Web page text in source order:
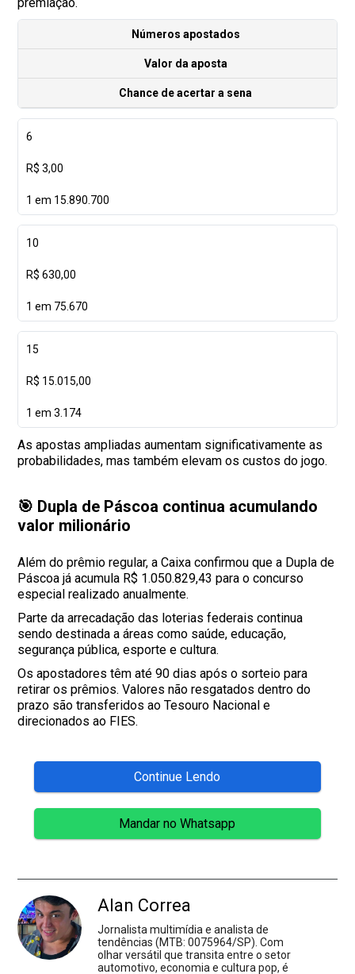
Números apostados
Valor da aposta
Chance de acertar a sena
6
R$ 3,00
1 em 15.890.700
10
R$ 630,00
1 em 75.670
15
R$ 15.015,00
1 em 3.174
As apostas ampliadas aumentam significativamente as
probabilidades, mas também elevam os custos do jogo.
🎯 Dupla de Páscoa continua acumulando
valor milionário
Além do prêmio regular, a Caixa confirmou que a Dupla de
Páscoa já acumula R$ 1.050.829,43 para o concurso
especial realizado anualmente.
Parte da arrecadação das loterias federais continua
sendo destinada a áreas como saúde, educação,
segurança pública, esporte e cultura.
Os apostadores têm até 90 dias após o sorteio para
retirar os prêmios. Valores não resgatados dentro do
prazo são transferidos ao Tesouro Nacional e
direcionados ao FIES.
Continue Lendo
Mandar no Whatsapp
Alan Correa
Jornalista multimídia e analista de
tendências (MTB: 0075964/SP). Com
olhar versátil que transita entre o setor
automotivo, economia e cultura pop, é